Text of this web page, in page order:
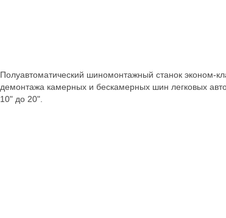
Полуавтоматический шиномонтажный станок эконом-
демонтажа камерных и бескамерных шин легковых
10" до 20".